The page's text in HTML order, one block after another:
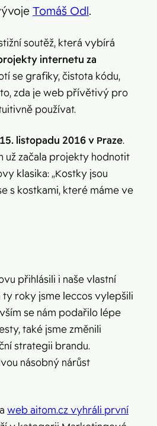
Tomáš Odl.
soutěž, která vybírá
internetu za
se grafiky, čistota kódu,
zda je web přívětivý pro
používat.
15. listopadu 2016 v Praze.
už začala projekty hodnotit
klasika: „Kostky jsou
s kostkami, které máme ve
přihlásili i naše vlastní
ty roky jsme leccos vylepšili
se nám podařilo lépe
také jsme změnili
strategii brandu.
násobný nárůst
web aitom.cz vyhráli první